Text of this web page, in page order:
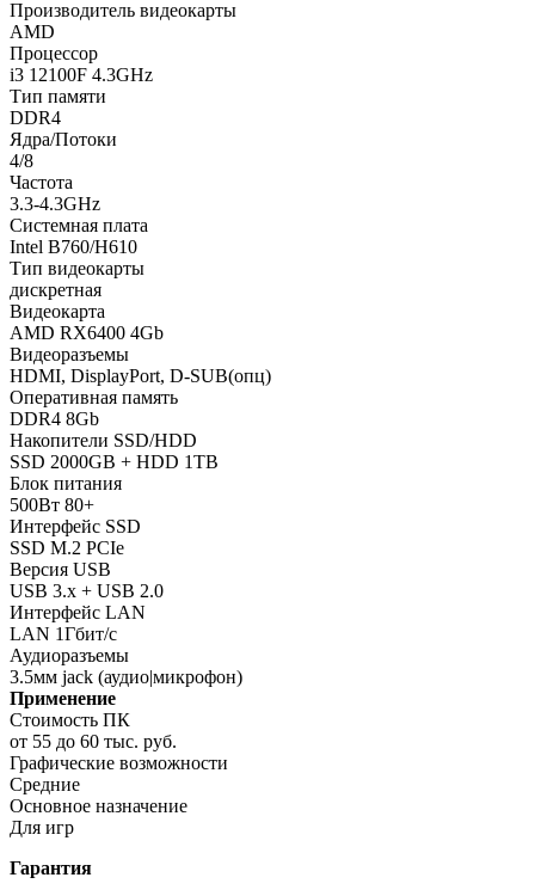
Производитель видеокарты
AMD
Процессор
i3 12100F 4.3GHz
Тип памяти
DDR4
Ядра/Потоки
4/8
Частота
3.3-4.3GHz
Системная плата
Intel B760/H610
Тип видеокарты
дискретная
Видеокарта
AMD RX6400 4Gb
Видеоразъемы
HDMI, DisplayPort, D-SUB(опц)
Оперативная память
DDR4 8Gb
Накопители SSD/HDD
SSD 2000GB + HDD 1TB
Блок питания
500Вт 80+
Интерфейс SSD
SSD M.2 PCIe
Версия USB
USB 3.x + USB 2.0
Интерфейс LAN
LAN 1Гбит/с
Аудиоразъемы
3.5мм jack (аудио|микрофон)
Применение
Стоимость ПК
от 55 до 60 тыс. руб.
Графические возможности
Средние
Основное назначение
Для игр
Гарантия